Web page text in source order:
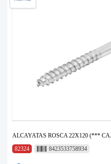
ALCAYATAS ROSCA 22X120 (***
82324
8423533758934